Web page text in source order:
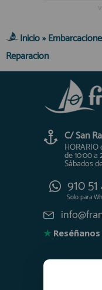
Inicio»
Reparacion
C/ San
HORARIO
de 10:00 a
Sábados
910
Solo para
★